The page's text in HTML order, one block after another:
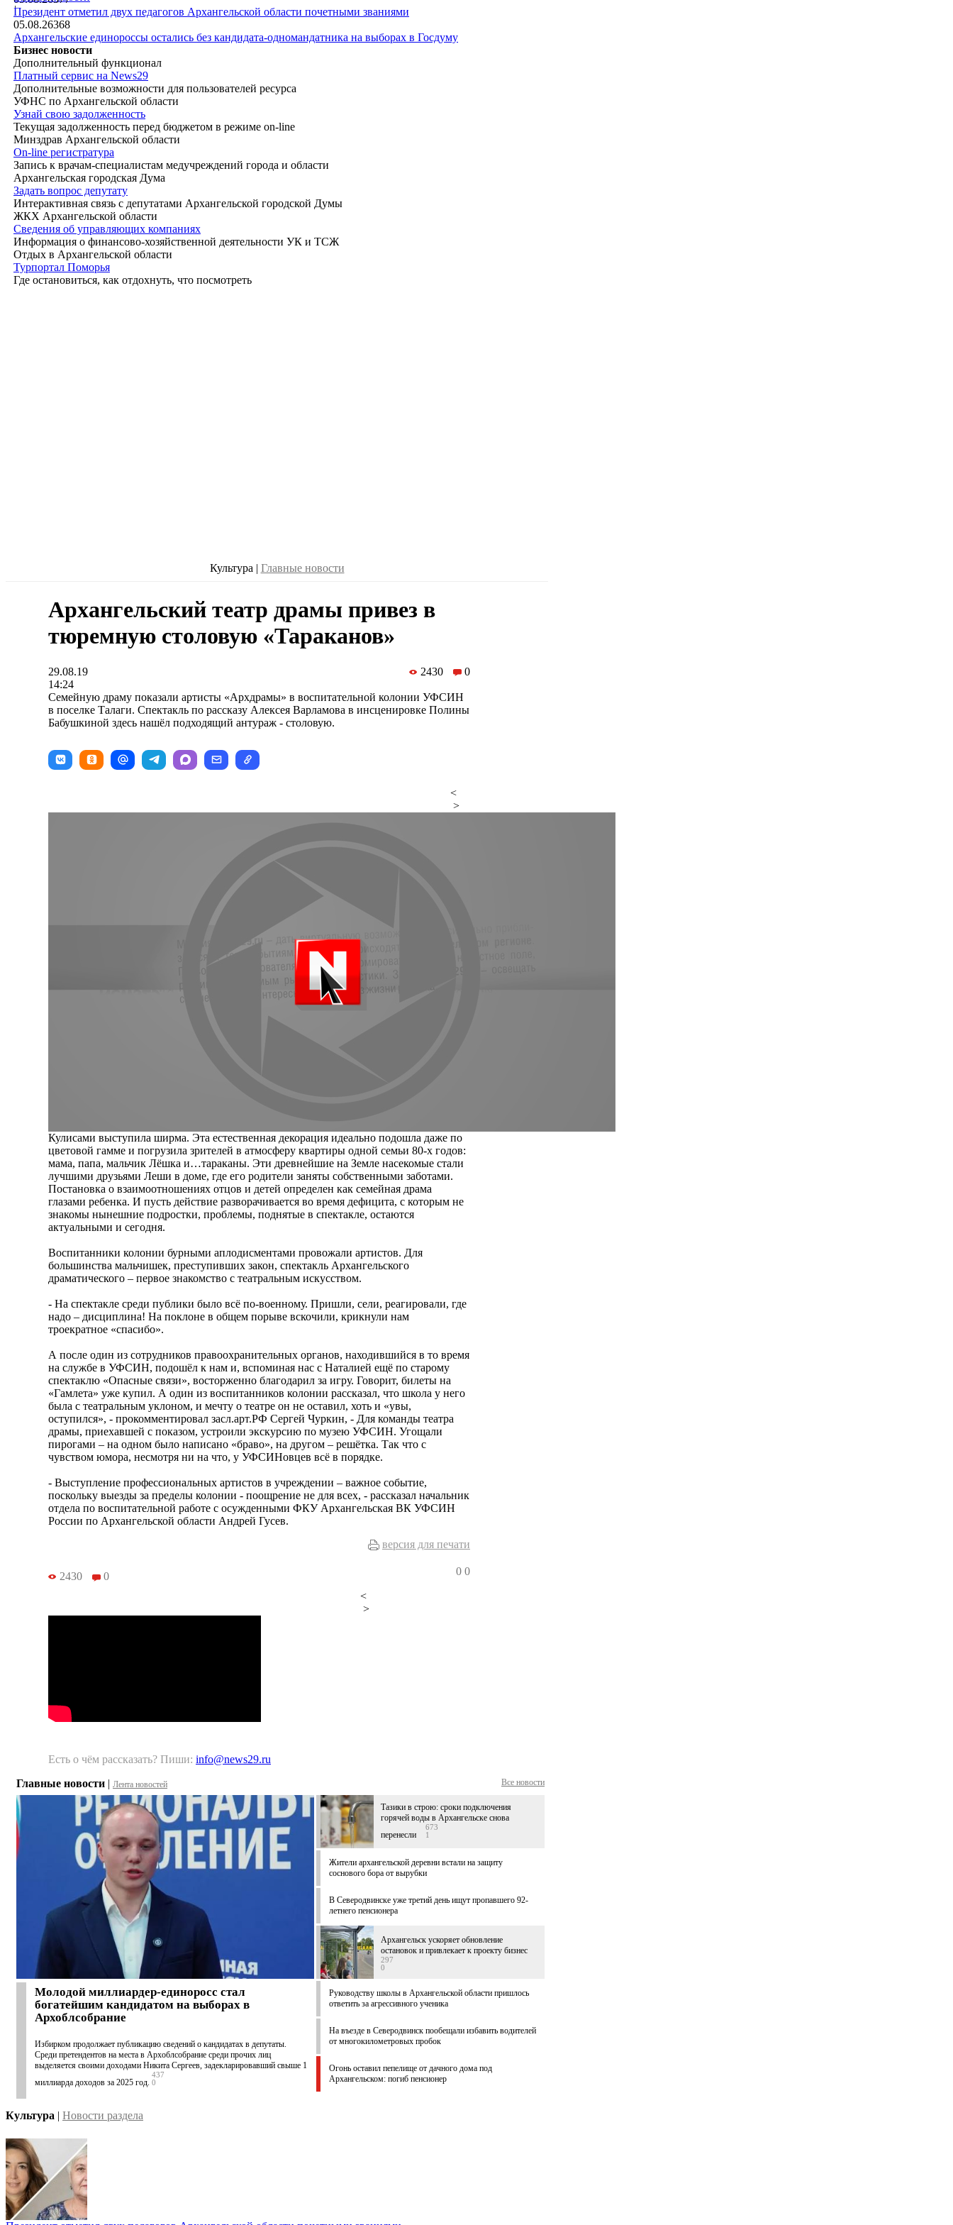
|
Президент отметил двух педагогов Архангельской области почетными званиями
05.08.26368
Архангельские единороссы остались без кандидата-одномандатника на выборах в Госдуму
Бизнес новости
Дополнительный функционал
Платный сервис на News29
Дополнительные возможности для пользователей ресурса
УФНС по Архангельской области
Узнай свою задолженность
Текущая задолженность перед бюджетом в режиме on-line
Минздрав Архангельской области
On-line регистратура
Запись к врачам-специалистам медучреждений города и области
Архангельская городская Дума
Задать вопрос депутату
Интерактивная связь с депутатами Архангельской городской Думы
ЖКХ Архангельской области
Сведения об управляющих компаниях
Информация о финансово-хозяйственной деятельности УК и ТСЖ
Отдых в Архангельской области
Турпортал Поморья
Где остановиться, как отдохнуть, что посмотреть
Культура | Главные новости
Архангельский театр драмы привез в
тюремную столовую «Тараканов»
29.08.19
14:24
2430 0
Семейную драму показали артисты «Архдрамы» в воспитательной колонии УФСИН
в поселке Талаги. Спектакль по рассказу Алексея Варламова в инсценировке Полины
Бабушкиной здесь нашёл подходящий антураж - столовую.
<
>
Кулисами выступила ширма. Эта естественная декорация идеально подошла даже по
цветовой гамме и погрузила зрителей в атмосферу квартиры одной семьи 80-х годов:
мама, папа, мальчик Лёшка и…тараканы. Эти древнейшие на Земле насекомые стали
лучшими друзьями Леши в доме, где его родители заняты собственными заботами.
Постановка о взаимоотношениях отцов и детей определен как семейная драма
глазами ребенка. И пусть действие разворачивается во время дефицита, с которым не
знакомы нынешние подростки, проблемы, поднятые в спектакле, остаются
актуальными и сегодня.
Воспитанники колонии бурными аплодисментами провожали артистов. Для
большинства мальчишек, преступивших закон, спектакль Архангельского
драматического – первое знакомство с театральным искусством.
- На спектакле среди публики было всё по-военному. Пришли, сели, реагировали, где
надо – дисциплина! На поклоне в общем порыве вскочили, крикнули нам
троекратное «спасибо».
А после один из сотрудников правоохранительных органов, находившийся в то время
на службе в УФСИН, подошёл к нам и, вспоминая нас с Наталией ещё по старому
спектаклю «Опасные связи», восторженно благодарил за игру. Говорит, билеты на
«Гамлета» уже купил. А один из воспитанников колонии рассказал, что школа у него
была с театральным уклоном, и мечту о театре он не оставил, хоть и «увы,
оступился», - прокомментировал засл.арт.РФ Сергей Чуркин, - Для команды театра
драмы, приехавшей с показом, устроили экскурсию по музею УФСИН. Угощали
пирогами – на одном было написано «браво», на другом – решётка. Так что с
чувством юмора, несмотря ни на что, у УФСИНовцев всё в порядке.
- Выступление профессиональных артистов в учреждении – важное событие,
поскольку выезды за пределы колонии - поощрение не для всех, - рассказал начальник
отдела по воспитательной работе с осужденными ФКУ Архангельская ВК УФСИН
России по Архангельской области Андрей Гусев.
версия для печати
2430 0 0 0
<
>
Есть о чём рассказать? Пиши: info@news29.ru
Главные новости | Лента новостей Все новости
Молодой миллиардер-единоросс стал
богатейшим кандидатом на выборах в
Архоблсобрание
Избирком продолжает публикацию сведений о кандидатах в депутаты.
Среди претендентов на места в Архоблсобрание среди прочих лиц
выделяется своими доходами Никита Сергеев, задекларировавший свыше 1
миллиарда доходов за 2025 год.
437
0
Тазики в строю: сроки подключения
горячей воды в Архангельске снова
перенесли
673
1
Жители архангельской деревни встали на защиту
соснового бора от вырубки
В Северодвинске уже третий день ищут пропавшего 92-
летнего пенсионера
Архангельск ускоряет обновление
остановок и привлекает к проекту бизнес
297
0
Руководству школы в Архангельской области пришлось
ответить за агрессивного ученика
На въезде в Северодвинск пообещали избавить водителей
от многокилометровых пробок
Огонь оставил пепелище от дачного дома под
Архангельском: погиб пенсионер
Культура | Новости раздела